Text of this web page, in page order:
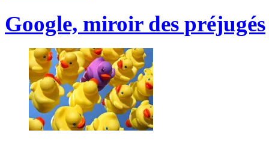
Google, miroir des préjugés